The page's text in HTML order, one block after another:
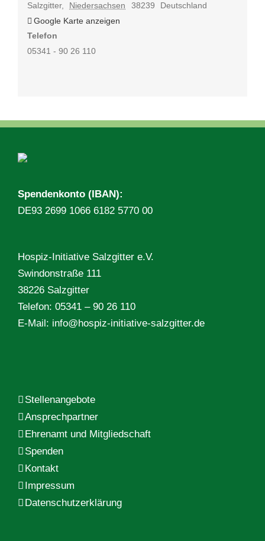
Salzgitter, Niedersachsen 38239
Deutschland
Google Karte anzeigen
Telefon
05341 - 90 26 110
Spendenkonto (IBAN):
DE93 2699 1066 6182 5770 00
Hospiz-Initiative Salzgitter e.V.
Swindonstraße 111
38226 Salzgitter
Telefon: 05341 – 90 26 110
E-Mail: info@hospiz-initiative-salzgitter.de
Stellenangebote
Ansprechpartner
Ehrenamt und Mitgliedschaft
Spenden
Kontakt
Impressum
Datenschutzerklärung